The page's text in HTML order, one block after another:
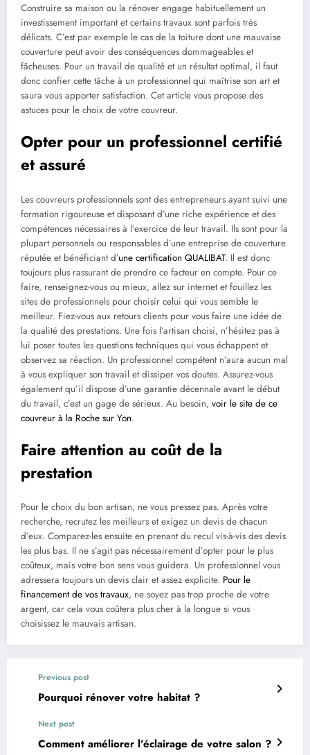
Construire sa maison ou la rénover engage habituellement un
investissement important et certains travaux sont parfois très
délicats. C’est par exemple le cas de la toiture dont une mauvaise
couverture peut avoir des conséquences dommageables et
fâcheuses. Pour un travail de qualité et un résultat optimal, il faut
donc confier cette tâche à un professionnel qui maîtrise son art et
saura vous apporter satisfaction. Cet article vous propose des
astuces pour le choix de votre couvreur.
Opter pour un professionnel certifié
et assuré
Les couvreurs professionnels sont des entrepreneurs ayant suivi une
formation rigoureuse et disposant d’une riche expérience et des
compétences nécessaires à l’exercice de leur travail. Ils sont pour la
plupart personnels ou responsables d’une entreprise de couverture
réputée et bénéficiant d’une certification QUALIBAT. Il est donc
toujours plus rassurant de prendre ce facteur en compte. Pour ce
faire, renseignez-vous ou mieux, allez sur internet et fouillez les
sites de professionnels pour choisir celui qui vous semble le
meilleur. Fiez-vous aux retours clients pour vous faire une idée de
la qualité des prestations. Une fois l’artisan choisi, n’hésitez pas à
lui poser toutes les questions techniques qui vous échappent et
observez sa réaction. Un professionnel compétent n’aura aucun mal
à vous expliquer son travail et dissiper vos doutes. Assurez-vous
également qu’il dispose d’une garantie décennale avant le début
du travail, c’est un gage de sérieux. Au besoin, voir le site de ce
couvreur à la Roche sur Yon.
Faire attention au coût de la
prestation
Pour le choix du bon artisan, ne vous pressez pas. Après votre
recherche, recrutez les meilleurs et exigez un devis de chacun
d’eux. Comparez-les ensuite en prenant du recul vis-à-vis des devis
les plus bas. Il ne s’agit pas nécessairement d’opter pour le plus
coûteux, mais votre bon sens vous guidera. Un professionnel vous
adressera toujours un devis clair et assez explicite. Pour le
financement de vos travaux, ne soyez pas trop proche de votre
argent, car cela vous coûtera plus cher à la longue si vous
choisissez le mauvais artisan.
Previous post
Pourquoi rénover votre habitat ?
Next post
Comment améliorer l’éclairage de votre salon ?